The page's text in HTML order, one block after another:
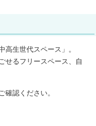
高生世代スペース」。
せるフリースペース、自
確認ください。